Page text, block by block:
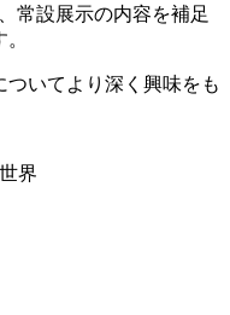
常設展示の内容を補足
いてより深く興味をも